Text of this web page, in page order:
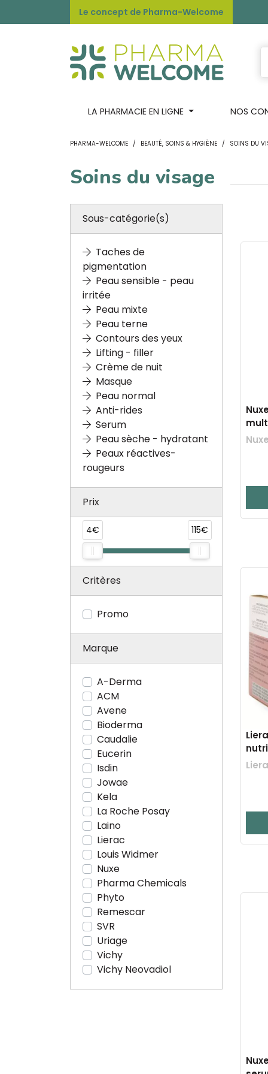
Le concept de Pharma-Welcome
LA PHARMACIE EN LIGNE NOS
PHARMA-WELCOME BEAUTÉ, SOINS & HYGIÈNE SOINS DU
Soins du visage
Sous-catégorie(s)
Taches de
pigmentation
Peau sensible - peau
irritée
Peau mixte
Peau terne
Contours des yeux
Lifting - filler
Crème de nuit
Masque
Peau normal
Anti-rides
Serum
Peau sèche - hydratant
Peaux réactives-
rougeurs
Prix
4€ 115€
Critères
Promo
Marque
A-Derma
ACM
Avene
Bioderma
Caudalie
Eucerin
Isdin
Jowae
Kela
La Roche Posay
Laino
Lierac
Louis Widmer
Nuxe
Pharma Chemicals
Phyto
Remescar
SVR
Uriage
Vichy
Vichy Neovadiol